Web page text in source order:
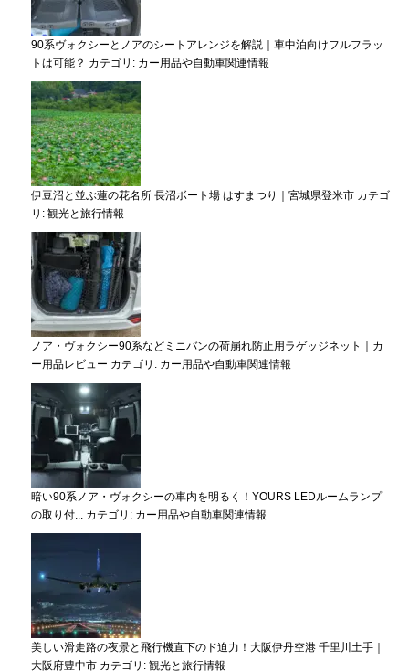
90系ヴォクシーとノアのシートアレンジを解説｜車中泊向けフルフラッ
トは可能？ カテゴリ: カー用品や自動車関連情報
伊豆沼と並ぶ蓮の花名所 長沼ボート場 はすまつり｜宮城県登米市 カテゴ
リ: 観光と旅行情報
ノア・ヴォクシー90系などミニバンの荷崩れ防止用ラゲッジネット｜カ
ー用品レビュー カテゴリ: カー用品や自動車関連情報
暗い90系ノア・ヴォクシーの車内を明るく！YOURS LEDルームランプ
の取り付...
カテゴリ: カー用品や自動車関連情報
美しい滑走路の夜景と飛行機直下のド迫力！大阪伊丹空港 千里川土手｜
大阪府豊中市 カテゴリ: 観光と旅行情報